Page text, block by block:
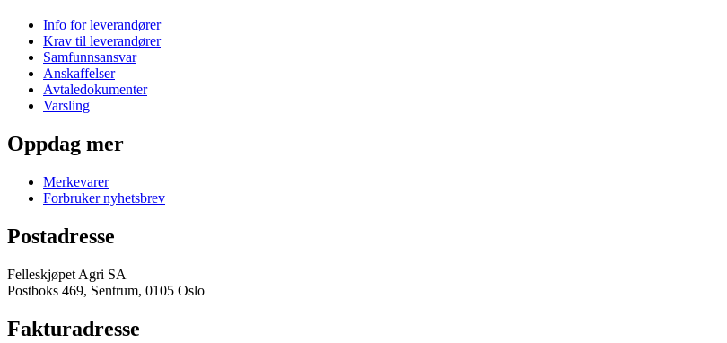
Info for leverandører
Krav til leverandører
Samfunnsansvar
Anskaffelser
Avtaledokumenter
Varsling
Oppdag mer
Merkevarer
Forbruker nyhetsbrev
Postadresse
Felleskjøpet Agri SA
Postboks 469, Sentrum, 0105 Oslo
Fakturadresse